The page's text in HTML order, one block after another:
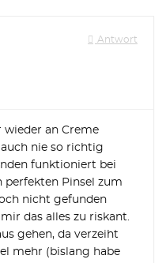
Antwort
wieder an Creme
nie so richtig
funktioniert bei
perfekten Pinsel zum
nicht gefunden
das alles zu riskant.
gehen, da verzeiht
mehr (bislang habe